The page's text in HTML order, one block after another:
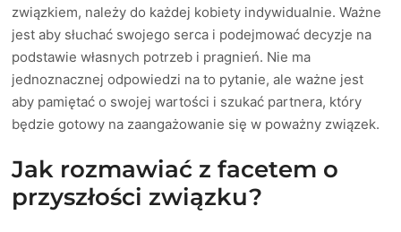
związkiem, należy do każdej kobiety indywidualnie. Ważne
jest aby słuchać swojego serca i podejmować decyzje na
podstawie własnych potrzeb i pragnień. Nie ma
jednoznacznej odpowiedzi na to pytanie, ale ważne jest
aby pamiętać o swojej wartości i szukać partnera, który
będzie gotowy na zaangażowanie się w poważny związek.
Jak rozmawiać z facetem o
przyszłości związku?